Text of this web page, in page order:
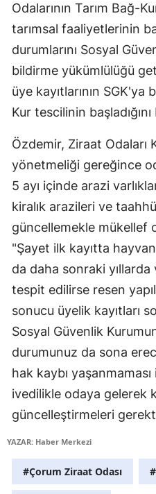
Odalarının Tarım Bağ-
tarımsal faaliyetlerinin
durumlarını Sosyal
bildirme yükümlülüğü
üye kayıtlarının SGK'ya
Kur tescilinin
Özdemir, Ziraat Odaları
yönetmeliği gereğince
5 ayı içinde arazi
kiralık arazileri ve
güncellemekle mükellef
"Şayet ilk kayıtta hayvan
da daha sonraki yıllarda
tespit edilirse resen
sonucu üyelik kayıtları
Sosyal Güvenlik
durumunuz da sona
hak kaybı
ivedilikle odaya gelerek
güncelleştirmeleri
YAZAR: Haber Merkezi
#Çorum Ziraat Odası